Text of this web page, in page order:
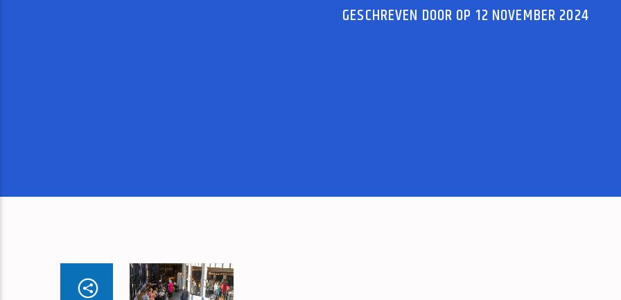
GESCHREVEN DOOR OP 12 NOVEMBER 2024